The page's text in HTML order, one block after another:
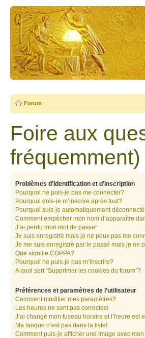
Forum
Foire aux
fréquemment)
Problèmes d’identification et d’inscription
Pourquoi ne puis-je pas me connecter?
Pourquoi dois-je m’inscrire après tout?
Pourquoi suis-je automatiquement
Comment empêcher mon nom d’apparaître
J’ai perdu mon mot de passe!
Je suis enregistré mais je ne peux pas me
Je me suis enregistré par le passé mais je ne
Que signifie COPPA?
Pourquoi ne puis-je pas m’inscrire?
A quoi sert “Supprimer les cookies du forum”?
Préférences et paramètres de l’utilisateur
Comment modifier mes paramètres?
Les heures ne sont pas correctes!
J’ai changé mon fuseau horaire et l’heure est
Ma langue n’est pas dans la liste!
Comment puis-je afficher une image avec mon